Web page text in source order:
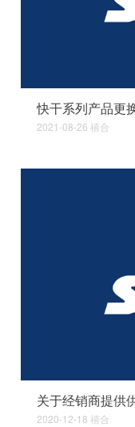
快干系列产品更
2021-08-26 禧合
关于经销商提供
2020-12-18 禧合